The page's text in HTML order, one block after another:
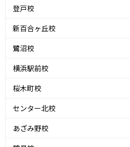
登戸校
新百合ヶ丘校
鷺沼校
横浜駅前校
桜木町校
センター北校
あざみ野校